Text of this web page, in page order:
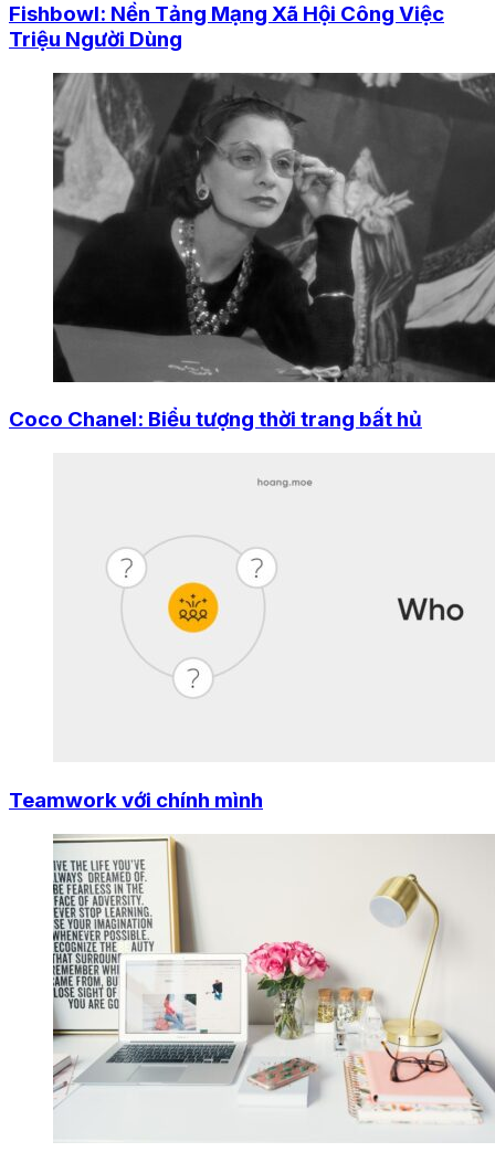
Fishbowl: Nền Tảng Mạng Xã Hội Công Việc
Triệu Người Dùng
Coco Chanel: Biểu tượng thời trang bất hủ
Teamwork với chính mình